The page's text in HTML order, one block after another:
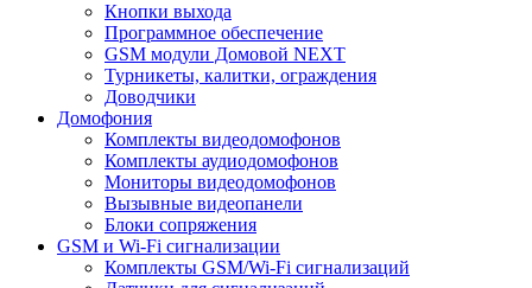
Кнопки выхода
Программное обеспечение
GSM модули Домовой NEXT
Турникеты, калитки, ограждения
Доводчики
Домофония
Комплекты видеодомофонов
Комплекты аудиодомофонов
Мониторы видеодомофонов
Вызывные видеопанели
Блоки сопряжения
GSM и Wi-Fi сигнализации
Комплекты GSM/Wi-Fi сигнализаций